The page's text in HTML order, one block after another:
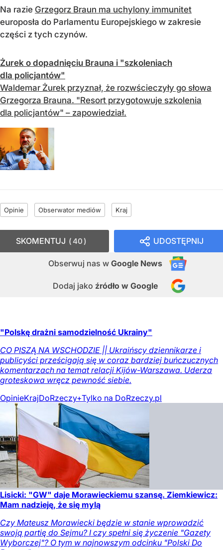
Na razie Grzegorz Braun ma uchylony immunitet
europosła do Parlamentu Europejskiego w zakresie
części z tych czynów.
Żurek o dopadnięciu Brauna i "szkoleniach
dla policjantów"
Waldemar Żurek przyznał, że rozwścieczyły go słowa
Grzegorza Brauna. "Resort przygotowuje szkolenia
dla policjantów" – zapowiedział.
Opinie Obserwator mediów Kraj
UDOSTĘPNIJ
Obserwuj nas w Google News
Dodaj jako źródło w Google
SKOMENTUJ 40
"Polskę drażni samodzielność Ukrainy"
CO PISZĄ NA WSCHODZIE || Ukraińscy dziennikarze i
publicyści prześcigają się w coraz bardziej buńczucznych
komentarzach na temat relacji Kijów-Warszawa. Uderza
groteskowa wręcz pewność siebie.
OpinieKrajDoRzeczy+Tylko na DoRzeczy.pl
Lisicki: "GW" daje Morawieckiemu szansę. Ziemkiewicz:
Mam nadzieję, że się mylą
Czy Mateusz Morawiecki będzie w stanie wprowadzić
swoją partię do Sejmu? I czy spełni się życzenie "Gazety
Wyborczej"? O tym w najnowszym odcinku "Polski Do